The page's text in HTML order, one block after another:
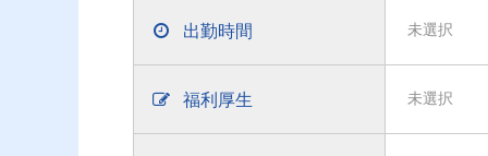
出勤時間 未選択
福利厚生 未選択